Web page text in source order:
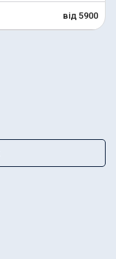
від 5900